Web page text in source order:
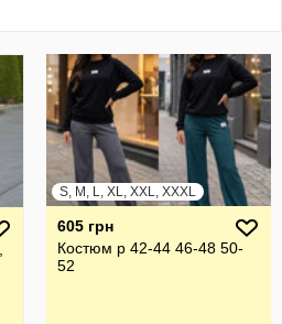
S, M, L, XL, XXL, XXXL
605 грн
Костюм р 42-44 46-48 50-
52